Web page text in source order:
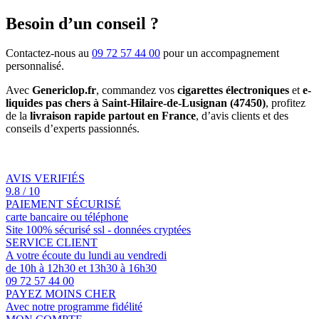
Besoin d’un conseil ?
Contactez-nous au 09 72 57 44 00 pour un accompagnement
personnalisé.
Avec Genericlop.fr, commandez vos cigarettes électroniques ete-
liquides pas chers à Saint-Hilaire-de-Lusignan (47450), profitez
de la livraison rapide partout en France, d’avis clients et des
conseils d’experts passionnés.
AVIS VERIFIÉS
9.8 / 10
PAIEMENT SÉCURISÉ
carte bancaire ou téléphone
Site 100% sécurisé ssl - données cryptées
SERVICE CLIENT
A votre écoute du lundi au vendredi
de 10h à 12h30 et 13h30 à 16h30
09 72 57 44 00
PAYEZ MOINS CHER
Avec notre programme fidélité